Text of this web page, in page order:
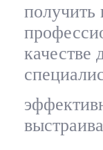
получить
качестве